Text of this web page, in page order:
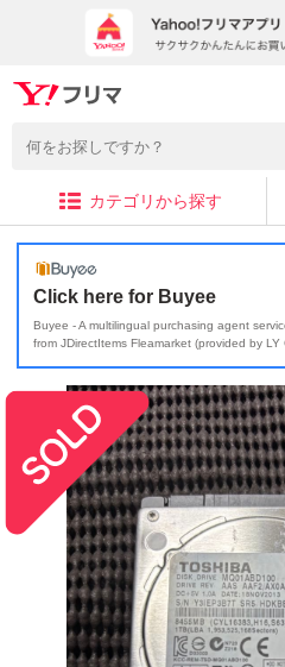
カテゴリから探す
Click here for Buyee
Buyee - A multilingual purchasing agent
from JDirectItems Fleamarket (provided by LY